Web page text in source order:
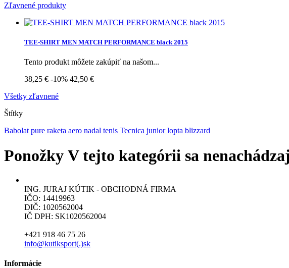
Zľavnené produkty
TEE-SHIRT MEN MATCH PERFORMANCE black 2015
Tento produkt môžete zakúpiť na našom...
38,25 € -10% 42,50 €
Všetky zľavnené
Štítky
Babolat pure raketa aero nadal tenis Tecnica juniorlopta blizzard
Ponožky V tejto kategórii sa
ING. JURAJ KÚTIK - OBCHODNÁ FIRMA
IČO: 14419963
DIČ: 1020562004
IČ DPH: SK1020562004
+421 918 46 75 26
info@kutiksport(.)sk
Informácie